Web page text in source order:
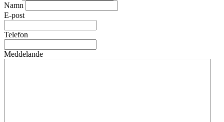
Namn
E-post
Telefon
Meddelande